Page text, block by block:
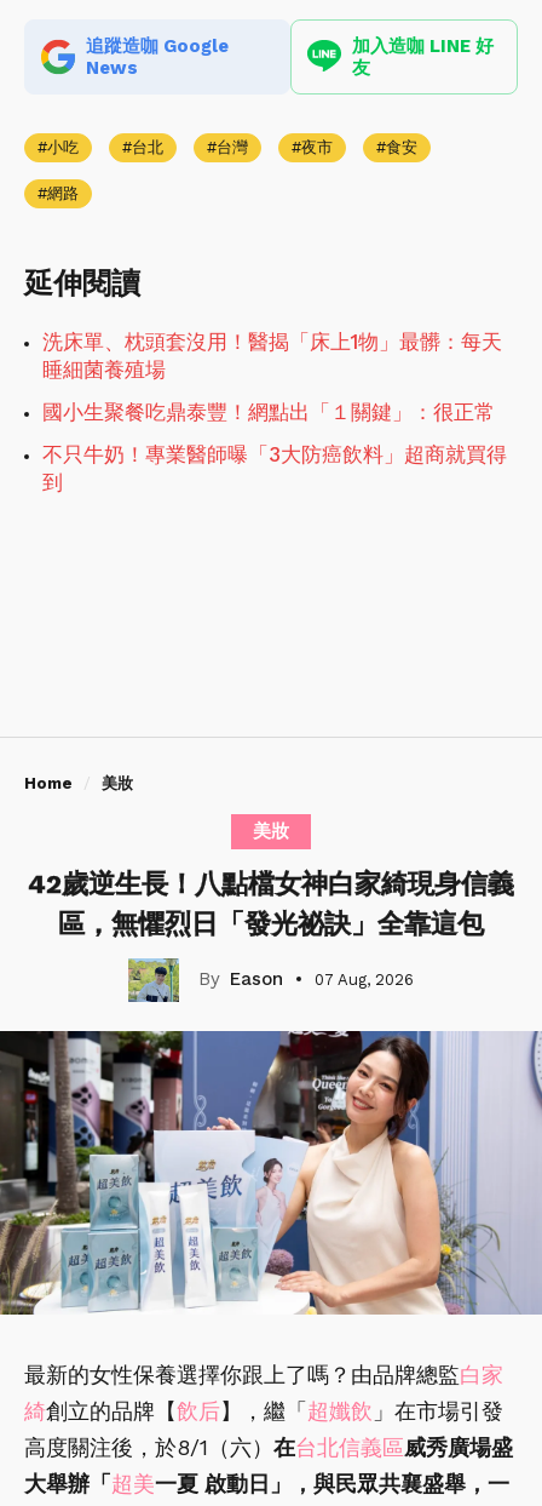
追蹤造咖 Google
News
加入造咖 LINE 好
友
小吃 台北 台灣 夜市 食安
網路
延伸閱讀
洗床單、枕頭套沒用！醫揭「床上1物」最髒：每天
睡細菌養殖場
國小生聚餐吃鼎泰豐！網點出「１關鍵」：很正常
不只牛奶！專業醫師曝「3大防癌飲料」超商就買得
到
Home 美妝
美妝
42歲逆生長！八點檔女神白家綺現身信義
區，無懼烈日「發光祕訣」全靠這包
Eason 07 Aug, 2026
最新的女性保養選擇你跟上了嗎？由品牌總監白家
綺創立的品牌【飲后】，繼「 超孅飲 」在市場引發
高度關注後，於8/1（六） 在台北信義區威秀廣場盛
大舉辦「 超美一夏 啟動日」，與民眾共襄盛舉，一